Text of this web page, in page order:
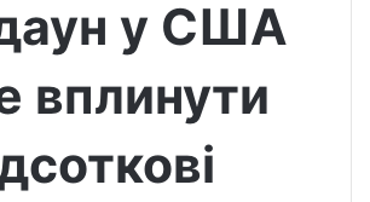
у США
вплинути